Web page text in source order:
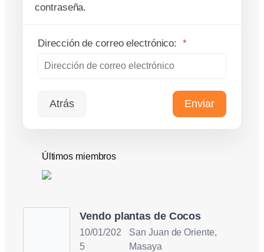
contraseña.
Dirección de correo electrónico: *
Atrás
Últimos miembros
Vendo plantas de Cocos
10/01/202
5
San Juan de Oriente,
Masaya